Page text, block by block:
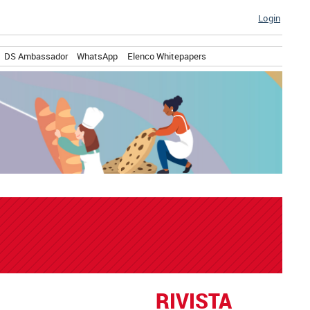
Login
DS Ambassador WhatsApp Elenco Whitepapers
RIVISTA